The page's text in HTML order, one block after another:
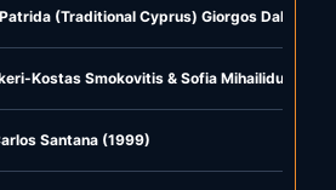
(Traditional Cyprus) Giorgos Dalaras
Kostas Smokovitis & Sofia Mihailidu (1985)
Santana (1999)